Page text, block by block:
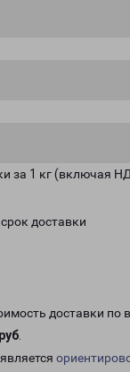
за 1 кг (включая
доставки
доставки по
.